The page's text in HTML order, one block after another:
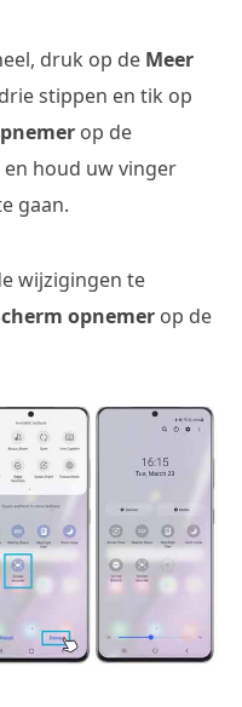
druk op de Meer
stippen en tik op
op de
en houd uw vinger
gaan.
wijzigingen te
opnemer op de